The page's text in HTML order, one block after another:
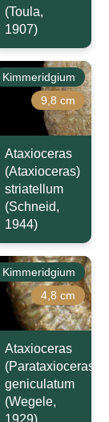
(Toula,
1907)
Kimmeridgium
9,8 cm
Ataxioceras
(Ataxioceras)
striatellum
(Schneid,
1944)
Kimmeridgium
4,8 cm
Ataxioceras
(Parataxioceras)
geniculatum
(Wegele,
1929)